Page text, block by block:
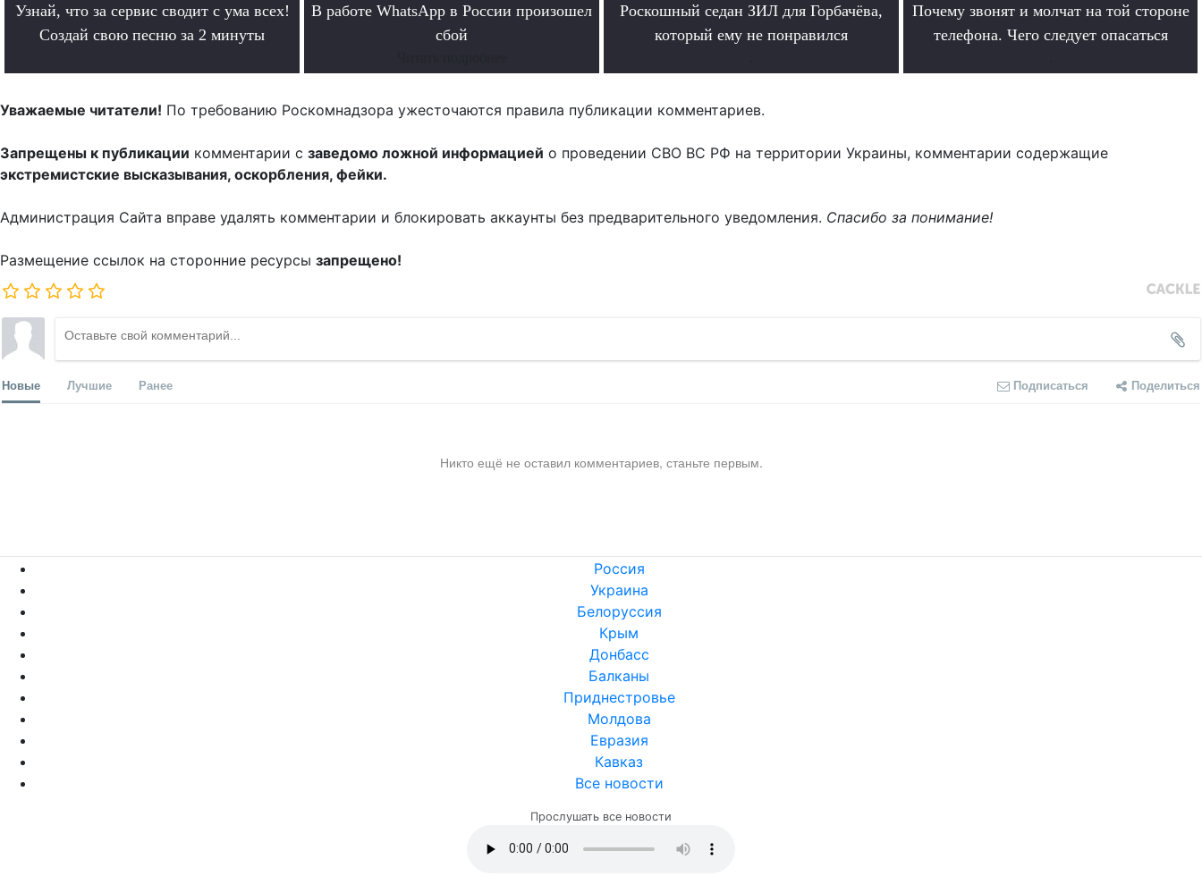
Узнай, что за сервис сводит с ума всех!
Создай свою песню за 2 минуты
В работе WhatsApp в России произошел
сбой
Роскошный седан ЗИЛ для Горбачёва,
который ему не понравился
Почему звонят и молчат на той стороне
телефона. Чего следует опасаться
Уважаемые читатели! По требованию Роскомнадзора ужесточаются правила публикации комментариев.
Запрещены к публикации комментарии с заведомо ложной информацией о проведении СВО ВС РФ на территории Украины, комментарии содержащие
экстремистские высказывания, оскорбления, фейки.
Администрация Сайта вправе удалять комментарии и блокировать аккаунты без предварительного уведомления. Спасибо за понимание!
Размещение ссылок на сторонние ресурсы запрещено!
Новые Лучшие Ранее Подписаться Поделиться
Никто ещё не оставил комментариев, станьте первым.
Россия
Украина
Белоруссия
Крым
Донбасс
Балканы
Приднестровье
Молдова
Евразия
Кавказ
Все новости
Прослушать все новости